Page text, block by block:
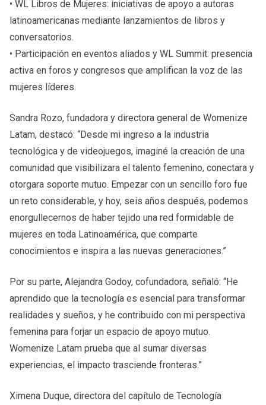
• WL Libros de Mujeres: iniciativas de apoyo a autoras
latinoamericanas mediante lanzamientos de libros y
conversatorios.
• Participación en eventos aliados y WL Summit: presencia
activa en foros y congresos que amplifican la voz de las
mujeres líderes.
Sandra Rozo, fundadora y directora general de Womenize
Latam, destacó: “Desde mi ingreso a la industria
tecnológica y de videojuegos, imaginé la creación de una
comunidad que visibilizara el talento femenino, conectara y
otorgara soporte mutuo. Empezar con un sencillo foro fue
un reto considerable, y hoy, seis años después, podemos
enorgullecernos de haber tejido una red formidable de
mujeres en toda Latinoamérica, que comparte
conocimientos e inspira a las nuevas generaciones.”
Por su parte, Alejandra Godoy, cofundadora, señaló: “He
aprendido que la tecnología es esencial para transformar
realidades y sueños, y he contribuido con mi perspectiva
femenina para forjar un espacio de apoyo mutuo.
Womenize Latam prueba que al sumar diversas
experiencias, el impacto trasciende fronteras.”
Ximena Duque, directora del capítulo de Tecnología